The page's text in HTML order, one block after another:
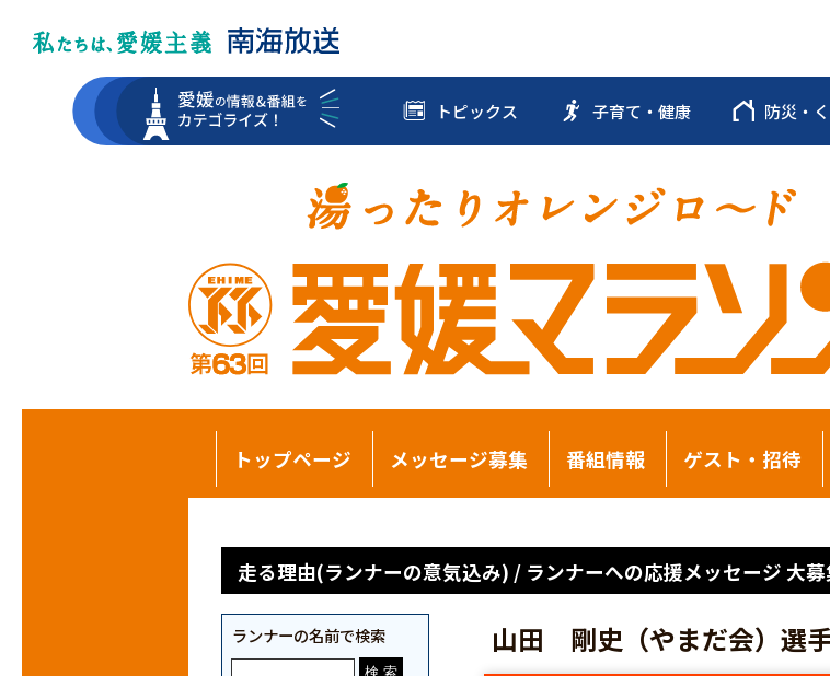
トピックス 子育て・健康 防災・
トップページ メッセージ募集 番組情報 ゲスト・招待
走る理由(ランナーの意気込み) / ランナーへの応援メッセージ 大募
ランナーの名前で検索 山田 剛史（やまだ会）選